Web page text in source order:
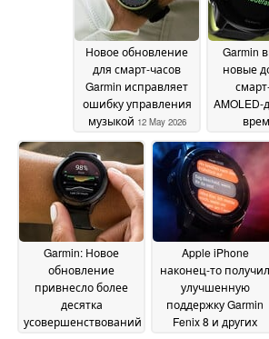
Новое обновление
для смарт-часов
Garmin исправляет
ошибку управления
музыкой 12 May 2026
Garmin
новые
до 10 дней
Garmin: Новое
обновление
привнесло более
десятка
усовершенствований
Apple iPhone
наконец-то получил
улучшенную
поддержку Garmin
Fenix 8 и других